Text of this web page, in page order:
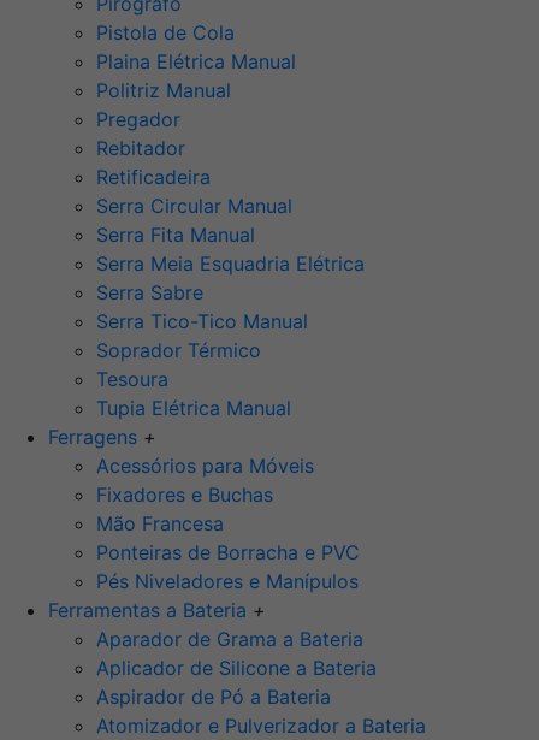
Pistola de Cola
Plaina Elétrica Manual
Politriz Manual
Pregador
Rebitador
Retificadeira
Serra Circular Manual
Serra Fita Manual
Serra Meia Esquadria Elétrica
Serra Sabre
Serra Tico-Tico Manual
Soprador Térmico
Tesoura
Tupia Elétrica Manual
Ferragens +
Acessórios para Móveis
Fixadores e Buchas
Mão Francesa
Ponteiras de Borracha e PVC
Pés Niveladores e Manípulos
Ferramentas a Bateria +
Aparador de Grama a Bateria
Aplicador de Silicone a Bateria
Aspirador de Pó a Bateria
Atomizador e Pulverizador a Bateria